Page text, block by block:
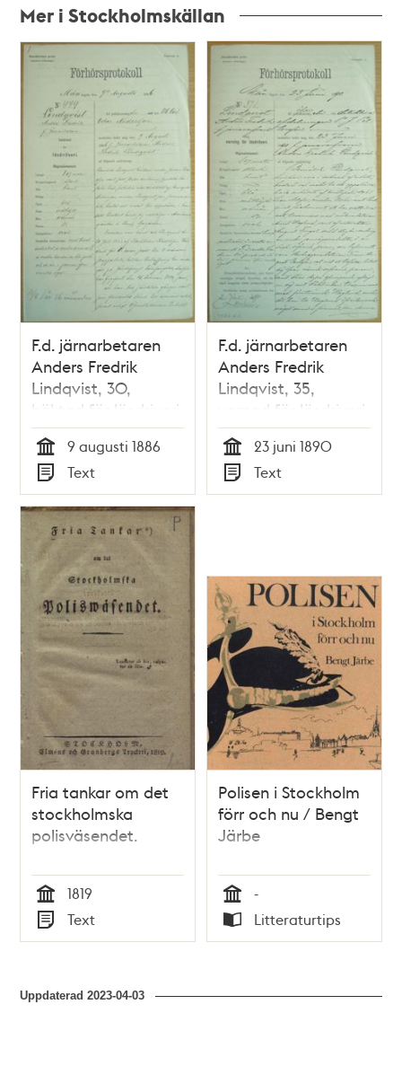
Mer i Stockholmskällan
Relaterade
teman
F.d. järnarbetaren
Anders Fredrik
Lindqvist, 30,
häktad för lösdriveri
9 augusti 1886 -
polisförhör
Tid
9 augusti 1886
Typ
Text
F.d. järnarbetaren
Anders Fredrik
Lindqvist, 35,
varnad för lösdriveri
23 juni 1890 -
polisförhör
Tid
23 juni 1890
Typ
Text
Fria tankar om det
stockholmska
polisväsendet.
Tid
1819
Typ
Text
Polisen i Stockholm
förr och nu / Bengt
Järbe
Tid
-
Typ
Litteraturtips
Uppdaterad2023-04-03